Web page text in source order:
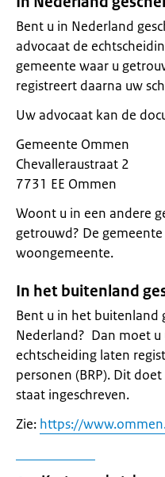
Bent u in Nederland
advocaat de
gemeente waar u
registreert daarna uw
Uw advocaat kan de
Gemeente Ommen
Chevalleraustraat 2
7731 EE Ommen
Woont u in een andere
getrouwd? De
woongemeente.
In het buitenland
Bent u in het buitenland
Nederland? Dan moet
echtscheiding laten
personen (BRP). Dit
staat ingeschreven.
Zie: https://